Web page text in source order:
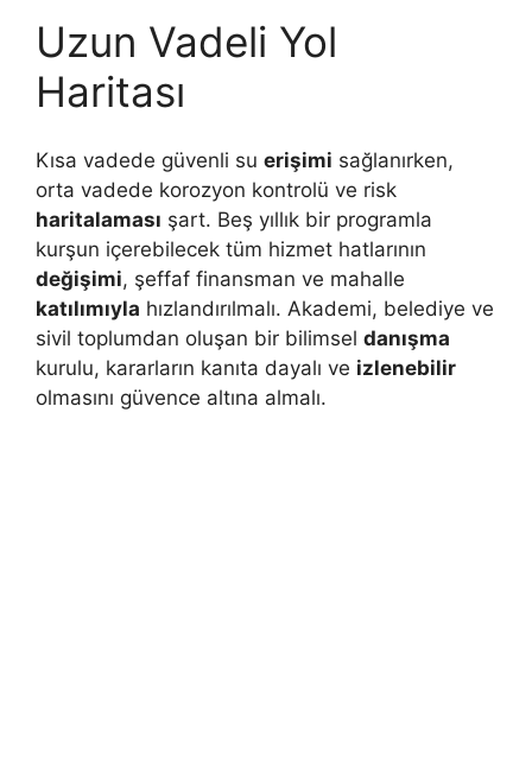
Uzun Vadeli Yol
Haritası
Kısa vadede güvenli su erişimi sağlanırken,
orta vadede korozyon kontrolü ve risk
haritalaması şart. Beş yıllık bir programla
kurşun içerebilecek tüm hizmet hatlarının
değişimi, şeffaf finansman ve mahalle
katılımıyla hızlandırılmalı. Akademi, belediye ve
sivil toplumdan oluşan bir bilimsel danışma
kurulu, kararların kanıta dayalı ve izlenebilir
olmasını güvence altına almalı.